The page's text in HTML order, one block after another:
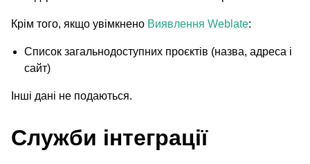
Крім того, якщо увімкнено Виявлення Weblate:
Список загальнодоступних проєктів (назва, адреса і
сайт)
Інші дані не подаються.
Служби інтеграції